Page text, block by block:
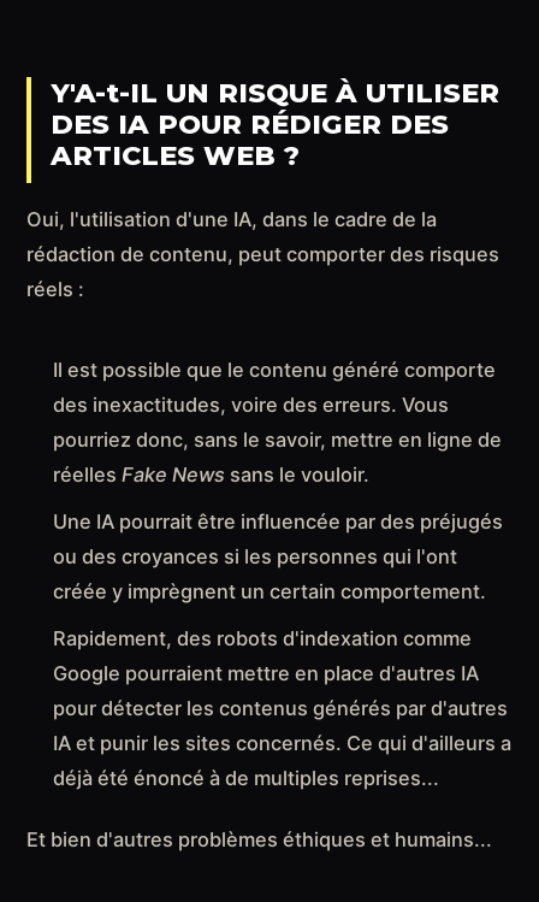
Y'A-t-IL UN RISQUE À UTILISER
DES IA POUR RÉDIGER DES
ARTICLES WEB ?
Oui, l'utilisation d'une IA, dans le cadre de la
rédaction de contenu, peut comporter des risques
réels :
Il est possible que le contenu généré comporte
des inexactitudes, voire des erreurs. Vous
pourriez donc, sans le savoir, mettre en ligne de
réellesFake News sans le vouloir.
Une IA pourrait être influencée par des préjugés
ou des croyances si les personnes qui l'ont
créée y imprègnent un certain comportement.
Rapidement, des robots d'indexation comme
Google pourraient mettre en place d'autres IA
pour détecter les contenus générés par d'autres
IA et punir les sites concernés. Ce qui d'ailleurs a
déjà été énoncé à de multiples reprises...
Et bien d'autres problèmes éthiques et humains...